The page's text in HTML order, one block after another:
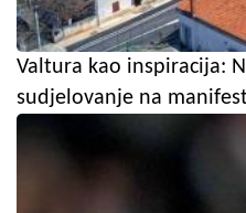
Valtura kao inspiracija:
sudjelovanje na